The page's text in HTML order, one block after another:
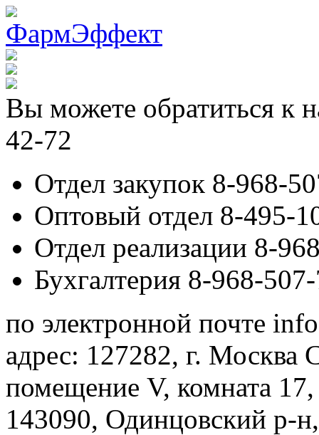
Вы можете обратиться к
42-72
Отдел закупок 8-968-
Оптовый отдел 8-495-
Отдел реализации 8-
Бухгалтерия 8-968-
по электронной почте
адрес: 127282, г. Москва
помещение V, комната
143090, Одинцовский р-